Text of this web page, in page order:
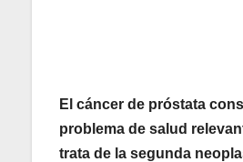
El cáncer de próstata
problema de salud
trata de la segunda